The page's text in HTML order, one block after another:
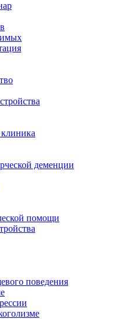
клиника
деменции
помощи
поведения